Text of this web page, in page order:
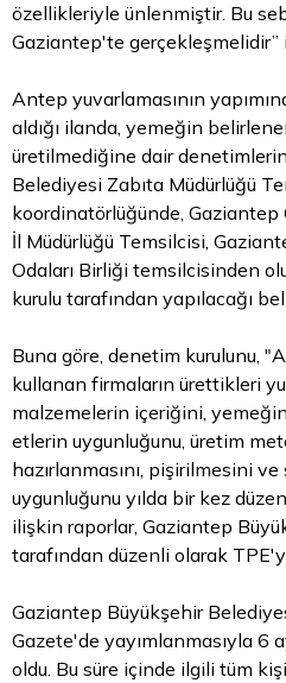
özellikleriyle ünlenmiştir. Bu
Gaziantep'te gerçekleşmelidir”
Antep yuvarlamasının
aldığı ilanda, yemeğin
üretilmediğine dair
Belediyesi Zabıta Müdürlüğü
koordinatörlüğünde, Gaziantep
İl Müdürlüğü Temsilcisi,
Odaları Birliği temsilcisinden
kurulu tarafından yapılacağı
Buna göre, denetim kurulunu,
kullanan firmaların ürettikleri
malzemelerin içeriğini,
etlerin uygunluğunu, üretim
hazırlanmasını, pişirilmesini
uygunluğunu yılda bir kez
ilişkin raporlar, Gaziantep
tarafından düzenli olarak
Gaziantep Büyükşehir
Gazete'de yayımlanmasıyla 6
oldu. Bu süre içinde ilgili tüm